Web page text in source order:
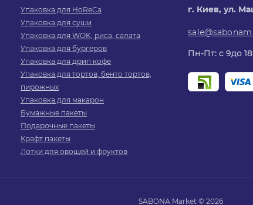
Упаковка для HoReCa
Упаковка для суши
Упаковка для WOK, риса, салата
Упаковка для бургеров
Упаковка для дрип кофе
Упаковка для тортов, бенто тортов,
пирожных
Упаковка для макарон
Бумажные пакеты
Подарочные пакеты
Крафт пакеты
Лотки для овощей и фруктов
г. Киев, ул.
Пн-Пт: с 9до 18
SABONA Market © 2026